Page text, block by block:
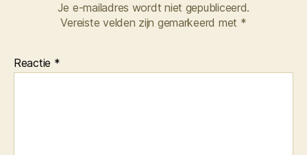
Je e-mailadres wordt niet gepubliceerd.
Vereiste velden zijn gemarkeerd met *
Reactie *